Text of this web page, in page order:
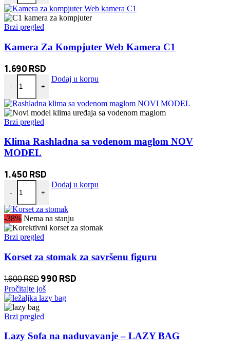
Brzi pregled
Kamera Za Kompjuter Web Kamera C1
1.690 RSD
-
Kamera Za Kompjuter Web Kamera C1 količina
+
Dodaj u korpu
Brzi pregled
Klima Rashladna sa vodenom maglom NOV
MODEL
1.450 RSD
-
Klima Rashladna sa vodenom maglom NOV MODEL količina
+
Dodaj u korpu
-38% Nema na stanju
Brzi pregled
Korset za stomak za savršenu figuru
1.600RSDOriginalna
cena
je
bila:
990 RSD
Pročitajte još
Brzi pregled
Lazy Sofa na naduvavanje – LAZY BAG